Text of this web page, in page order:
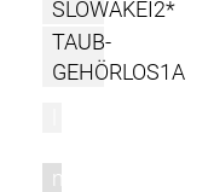
SLOWAKEI2*
TAUB-
GEHÖRLOS1A
m